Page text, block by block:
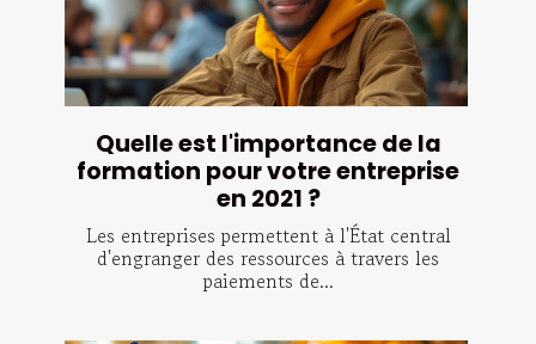
Quelle est l'importance de la
formation pour votre entreprise
en 2021 ?
Les entreprises permettent à l'État central
d'engranger des ressources à travers les
paiements de...